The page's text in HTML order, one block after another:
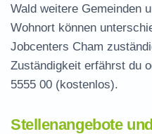
Wald weitere Gemeinden
Wohnort können
Jobcenters Cham
Zuständigkeit erfährst du
5555 00 (kostenlos).
Stellenangebote